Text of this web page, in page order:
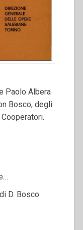
Paolo Albera
Bosco, degli
D. Bosco